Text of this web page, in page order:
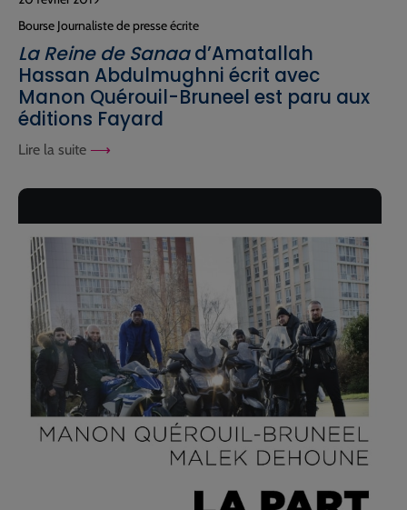
Bourse Journaliste de presse écrite
La Reine de Sanaad’Amatallah
Hassan Abdulmughni écrit avec
Manon Quérouil-Bruneel est paru aux
éditions Fayard
Lire la suite